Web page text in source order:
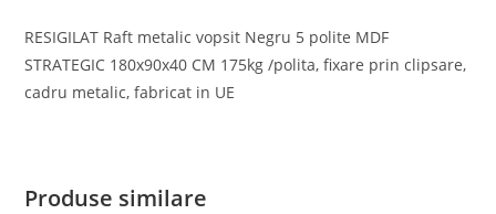
RESIGILAT Raft metalic vopsit Negru 5 polite MDF
STRATEGIC 180x90x40 CM 175kg /polita, fixare prin clipsare,
cadru metalic, fabricat in UE
Produse similare